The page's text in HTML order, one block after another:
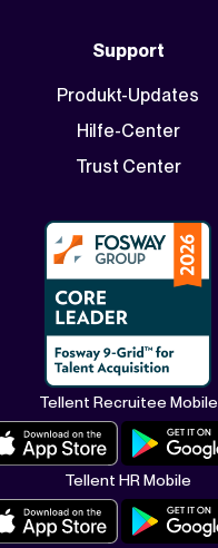
Support
Produkt-Updates
Hilfe-Center
Trust Center
Tellent Recruitee Mobile
Tellent HR Mobile